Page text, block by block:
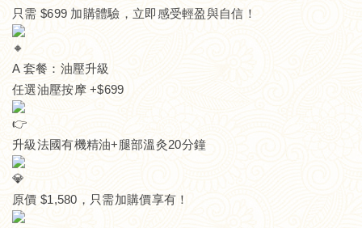
只需 $699 加購體驗，立即感受輕盈與自信！
A 套餐：油壓升級
任選油壓按摩 +$699
升級法國有機精油+腿部溫灸20分鐘
原價 $1,580，只需加購價享有！